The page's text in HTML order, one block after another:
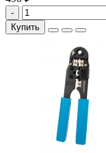
-
Купить